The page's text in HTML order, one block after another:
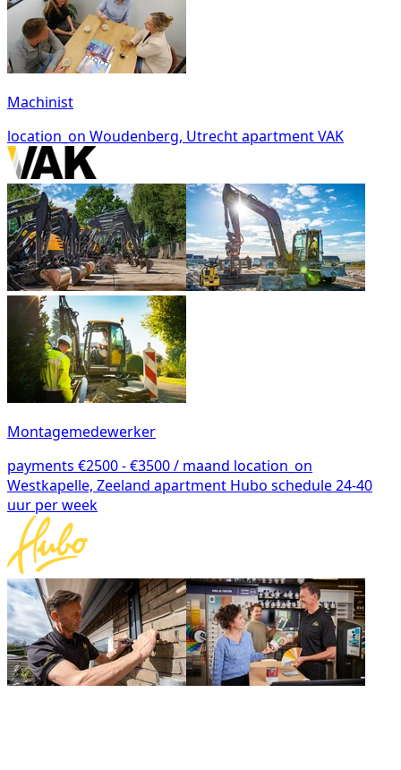
Machinist
location_on Woudenberg, UtrechtapartmentVAK
Montagemedewerker
payments €2500 - €3500 / maand location_on
Westkapelle, Zeeland apartment Hubo schedule24-40
uur per week